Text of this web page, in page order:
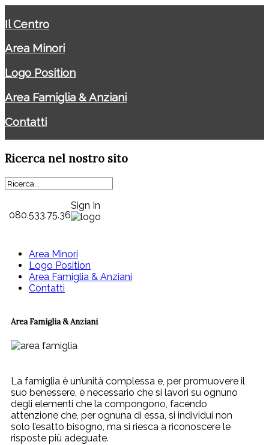
Il Centro
Area Minori
Logo Position
Area Famiglia & Anziani
Contatti
Ricerca nel nostro sito
080.533.75.36
Sign In
Area Minori
Logo Position
Area Famiglia & Anziani
Contatti
Area Famiglia & Anziani
La famiglia è un’unità complessa e, per promuovere il
suo benessere, è necessario che si lavori su ognuno
degli elementi che la compongono, facendo
attenzione che, per ognuna di essa, si individui non
solo l’esatto bisogno, ma si riesca a riconoscere le
risposte più adeguate.